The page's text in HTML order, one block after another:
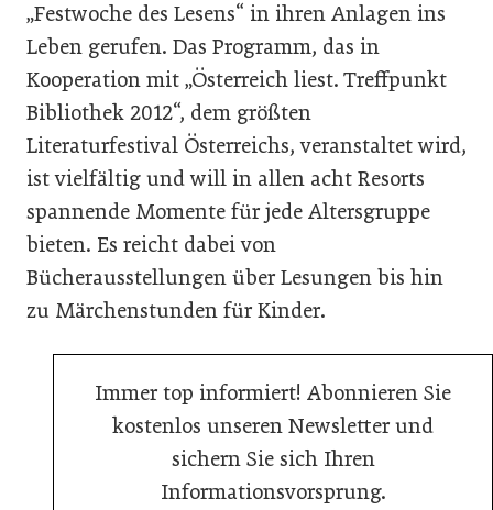
„Festwoche des Lesens“ in ihren Anlagen ins
Leben gerufen. Das Programm, das in
Kooperation mit „Österreich liest. Treffpunkt
Bibliothek 2012“, dem größten
Literaturfestival Österreichs, veranstaltet wird,
ist vielfältig und will in allen acht Resorts
spannende Momente für jede Altersgruppe
bieten. Es reicht dabei von
Bücherausstellungen über Lesungen bis hin
zu Märchenstunden für Kinder.
Immer top informiert! Abonnieren Sie
kostenlos unseren Newsletter und
sichern Sie sich Ihren
Informationsvorsprung.